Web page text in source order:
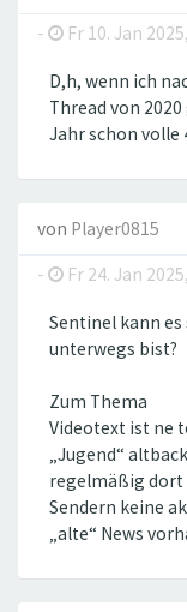
-
Fr 10. Jan
D,h, wenn ich
Thread von
Jahr schon volle
von Player0815
-
Fr 24. Jan
Sentinel kann es
unterwegs bist?
Zum Thema
Videotext ist ne
„Jugend“
regelmäßig dort
Sendern keine
„alte“ News